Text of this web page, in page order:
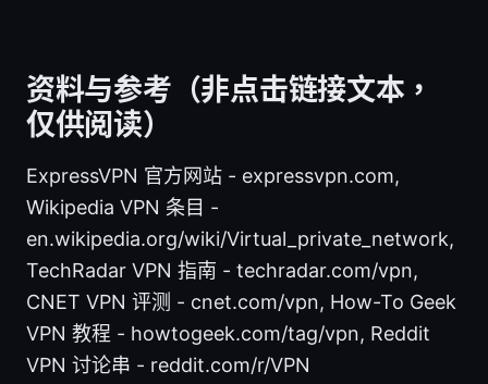
资料与参考（非点击链接文本，
仅供阅读）
ExpressVPN 官方网站 - expressvpn.com,
Wikipedia VPN 条目 -
en.wikipedia.org/wiki/Virtual_private_network,
TechRadar VPN 指南 - techradar.com/vpn,
CNET VPN 评测 - cnet.com/vpn, How-To Geek
VPN 教程 - howtogeek.com/tag/vpn, Reddit
VPN 讨论串 - reddit.com/r/VPN